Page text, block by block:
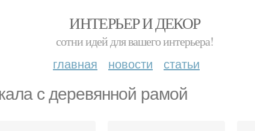
ИНТЕРЬЕР И ДЕКОР
сотни идей для вашего интерьера!
главная новости статьи
с деревянной рамой